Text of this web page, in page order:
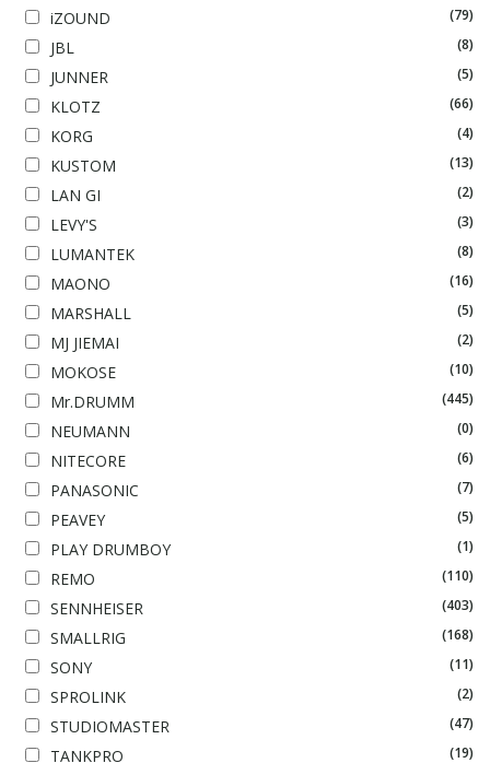
iZOUND (79)
JBL (8)
JUNNER (5)
KLOTZ (66)
KORG (4)
KUSTOM (13)
LAN GI (2)
LEVY'S (3)
LUMANTEK (8)
MAONO (16)
MARSHALL (5)
MJ JIEMAI (2)
MOKOSE (10)
Mr.DRUMM (445)
NEUMANN (0)
NITECORE (6)
PANASONIC (7)
PEAVEY (5)
PLAY DRUMBOY (1)
REMO (110)
SENNHEISER (403)
SMALLRIG (168)
SONY (11)
SPROLINK (2)
STUDIOMASTER (47)
TANKPRO (19)